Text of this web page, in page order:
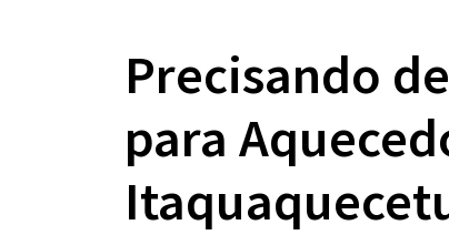
Precisando
para